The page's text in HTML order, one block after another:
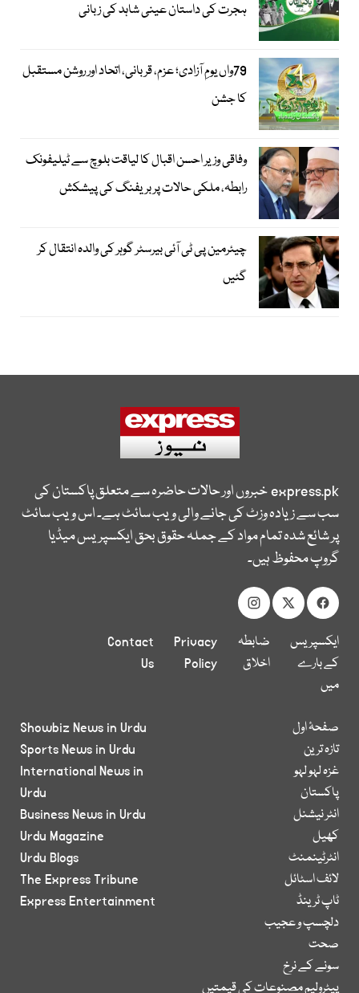
ہجرت کی داستان عینی شاہد کی زبانی
79واں یومِ آزادی؛ عزم، قربانی، اتحاد اور روشن مستقبل
کا جشن
وفاقی وزیر احسن اقبال کا لیاقت بلوچ سے ٹیلیفونک
رابطہ، ملکی حالات پر بریفنگ کی پیشکش
چیئرمین پی ٹی آئی بیرسٹر گوہر کی والدہ انتقال کر
گئیں
express.pkخبروں اور حالات حاضرہ سے متعلق پاکستان کی
سب سے زیادہ وزٹ کی جانے والی ویب سائٹ ہے۔ اس ویب سائٹ
پر شائع شدہ تمام مواد کے جملہ حقوق بحق ایکسپریس میڈیا
گروپ محفوظ ہیں۔
ایکسپریس
کے بارے
میں
ضابطہ
اخلاق
Privacy
Policy
Contact
Us
صفحۂ اول
تازہ ترین
غزہ لہو لہو
پاکستان
انٹر نیشنل
کھیل
انٹرٹینمنٹ
لائف اسٹائل
ٹاپ ٹرینڈ
دلچسپ و عجیب
صحت
سونے کے نرخ
پیٹرولیم مصنوعات کی قیمتیں
Showbiz News in Urdu
Sports News in Urdu
International News in
Urdu
Business News in Urdu
Urdu Magazine
Urdu Blogs
The Express Tribune
Express Entertainment